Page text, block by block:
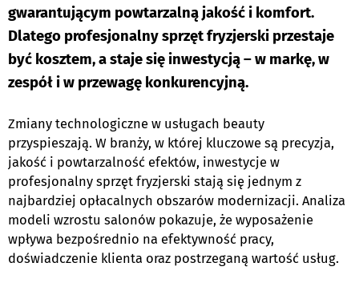
gwarantującym powtarzalną jakość i komfort.
Dlatego profesjonalny sprzęt fryzjerski przestaje
być kosztem, a staje się inwestycją – w markę, w
zespół i w przewagę konkurencyjną.
Zmiany technologiczne w usługach beauty
przyspieszają. W branży, w której kluczowe są precyzja,
jakość i powtarzalność efektów, inwestycje w
profesjonalny sprzęt fryzjerski stają się jednym z
najbardziej opłacalnych obszarów modernizacji. Analiza
modeli wzrostu salonów pokazuje, że wyposażenie
wpływa bezpośrednio na efektywność pracy,
doświadczenie klienta oraz postrzeganą wartość usług.